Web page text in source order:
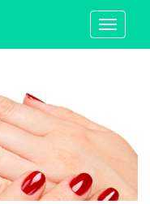
Toggle